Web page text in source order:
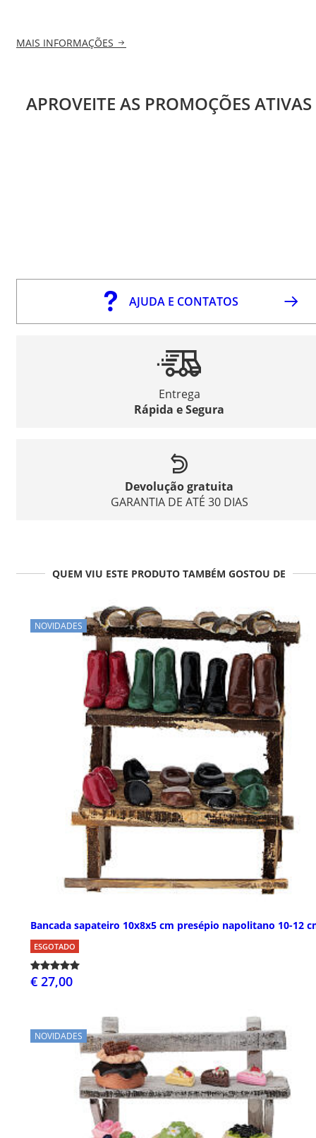
MAIS INFORMAÇÕES
APROVEITE AS PROMOÇÕES ATIVAS
AJUDA E CONTATOS
Entrega
Rápida e Segura
Devolução gratuita
GARANTIA DE ATÉ 30 DIAS
QUEM VIU ESTE PRODUTO TAMBÉM GOSTOU DE
NOVIDADES
Bancada sapateiro 10x8x5 cm presépio napolitano 10-12
ESGOTADO
€ 27,00
NOVIDADES